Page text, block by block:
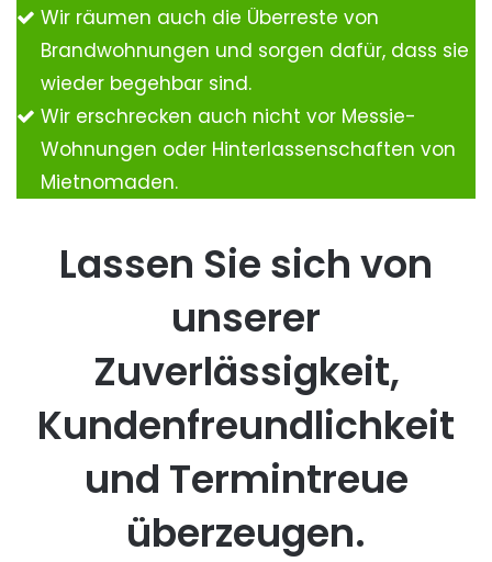
Wir räumen auch die Überreste von
Brandwohnungen und sorgen dafür, dass sie
wieder begehbar sind.
Wir erschrecken auch nicht vor Messie-
Wohnungen oder Hinterlassenschaften von
Mietnomaden.
Lassen Sie sich von
unserer
Zuverlässigkeit,
Kundenfreundlichkeit
und Termintreue
überzeugen.